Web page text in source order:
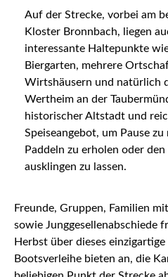
Auf der Strecke, vorbei am
Kloster Bronnbach, liegen
interessante Haltepunkte
Biergarten, mehrere
Wirtshäusern und natürlich
Wertheim an der
historischer Altstadt und
Speiseangebot, um Pause
Paddeln zu erholen oder
ausklingen zu lassen.
Freunde, Gruppen, Familien
sowie Junggesellenabschiede
Herbst über dieses
Bootsverleihe bieten an, die